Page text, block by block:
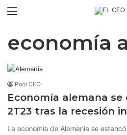
economía
Pool CEO
Economía alemana se
2T23 tras la recesión
La economía de Alemania se